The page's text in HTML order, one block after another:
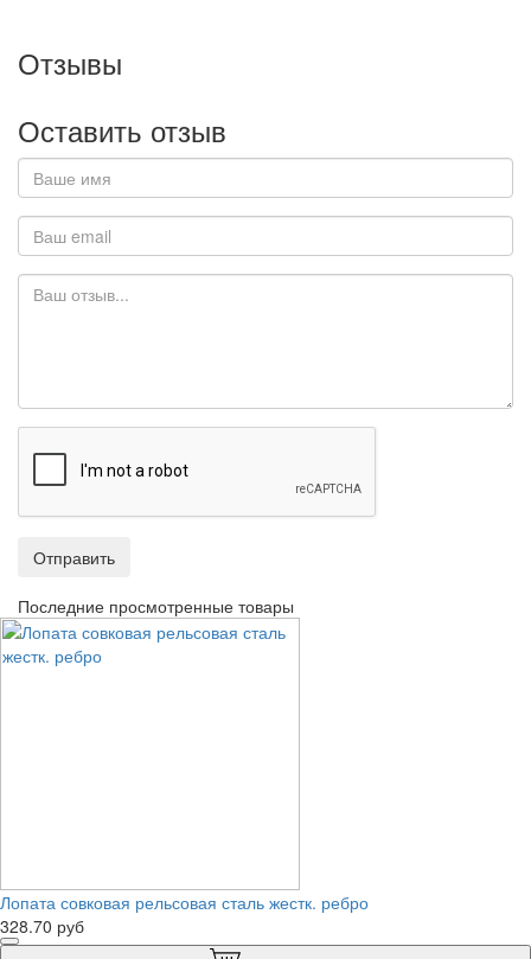
Отзывы
Оставить отзыв
Отправить
Последние просмотренные товары
Лопата совковая рельсовая сталь жестк. ребро
328.70 руб